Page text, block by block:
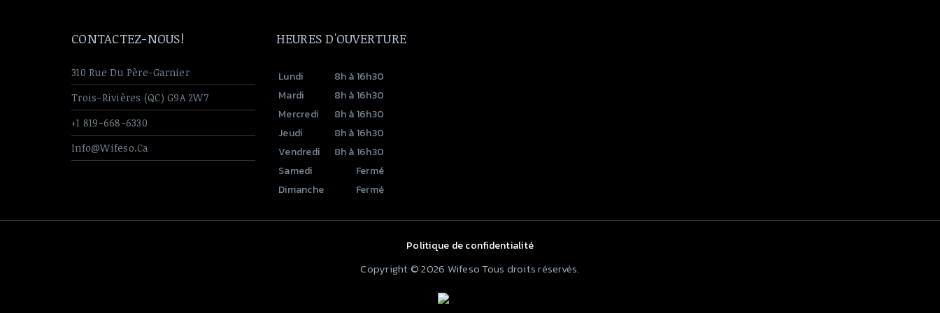
Quincaillerie & Divers
Entrée de lignes
CONTACTEZ-NOUS!
310 Rue Du Père-Garnier
Trois-Rivières (QC) G9A 2W7
+1 819-668-6330
Info@wifeso.ca
HEURES D'OUVERTURE
Lundi
8h à 16h30
Mardi
8h à 16h30
Mercredi
8h à 16h30
Jeudi
8h à 16h30
Vendredi
8h à 16h30
Samedi
Fermé
Dimanche
Fermé
Politique de confidentialité
Copyright © 2026 Wifeso Tous droits réservés.